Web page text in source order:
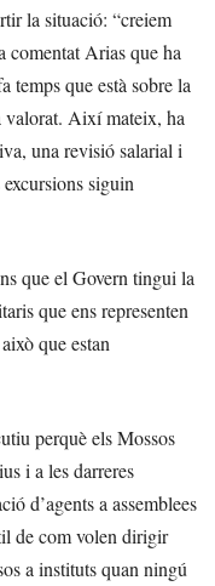
la situació: “creiem
comentat Arias que ha
temps que està sobre la
valorat. Així mateix, ha
una revisió salarial i
siguin
que el Govern tingui la
que ens representen
que estan
perquè els Mossos
i a les darreres
d’agents a assemblees
de com volen dirigir
a instituts quan ningú